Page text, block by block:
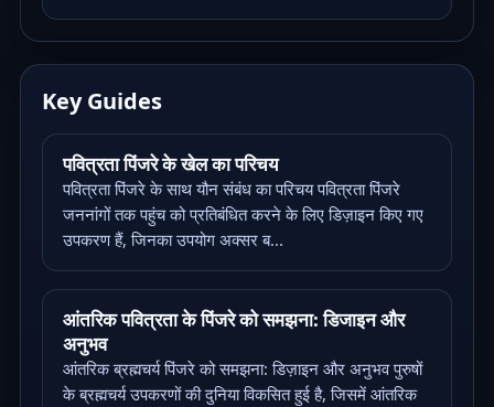
Key Guides
पवित्रता पिंजरे के खेल का परिचय
पवित्रता पिंजरे के साथ यौन संबंध का परिचय पवित्रता पिंजरे
जननांगों तक पहुंच को प्रतिबंधित करने के लिए डिज़ाइन किए गए
उपकरण हैं, जिनका उपयोग अक्सर ब...
आंतरिक पवित्रता के पिंजरे को समझना: डिजाइन और
अनुभव
आंतरिक ब्रह्मचर्य पिंजरे को समझना: डिज़ाइन और अनुभव पुरुषों
के ब्रह्मचर्य उपकरणों की दुनिया विकसित हुई है, जिसमें आंतरिक